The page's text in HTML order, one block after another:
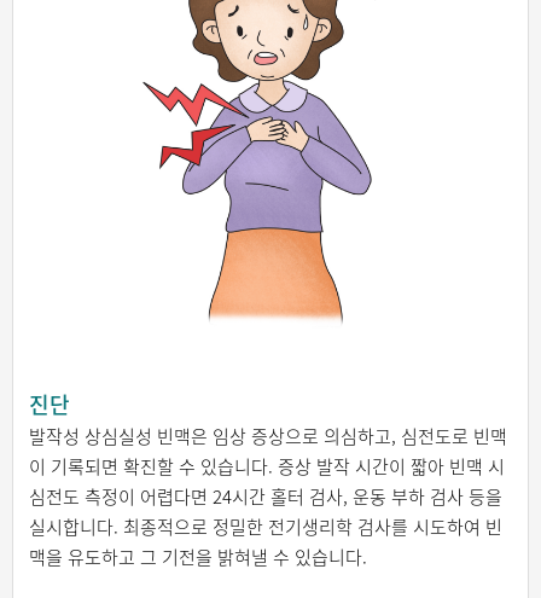
진단
발작성 상심실성 빈맥은 임상 증상으로 의심하고, 심전도로 빈맥
이 기록되면 확진할 수 있습니다. 증상 발작 시간이 짧아 빈맥 시
심전도 측정이 어렵다면 24시간 홀터 검사, 운동 부하 검사 등을
실시합니다. 최종적으로 정밀한 전기생리학 검사를 시도하여 빈
맥을 유도하고 그 기전을 밝혀낼 수 있습니다.